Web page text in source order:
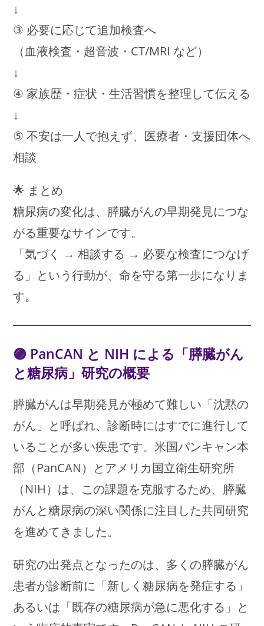
↓
③ 必要に応じて追加検査へ
（血液検査・超音波・CT/MRI など）
↓
④ 家族歴・症状・生活習慣を整理して伝える
↓
⑤ 不安は一人で抱えず、医療者・支援団体へ
相談
🌟 まとめ
糖尿病の変化は、膵臓がんの早期発見につな
がる重要なサインです。
「気づく → 相談する → 必要な検査につなげ
る」という行動が、命を守る第一歩になりま
す。
🟣 PanCAN と NIH による「膵臓がん
と糖尿病」研究の概要
膵臓がんは早期発見が極めて難しい「沈黙の
がん」と呼ばれ、診断時にはすでに進行して
いることが多い疾患です。米国パンキャン本
部（PanCAN）とアメリカ国立衛生研究所
（NIH）は、この課題を克服するため、膵臓
がんと糖尿病の深い関係に注目した共同研究
を進めてきました。
研究の出発点となったのは、多くの膵臓がん
患者が診断前に「新しく糖尿病を発症する」
あるいは「既存の糖尿病が急に悪化する」と